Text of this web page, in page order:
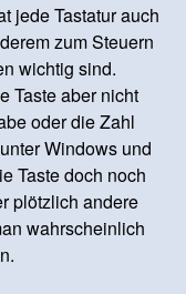
jede Tastatur auch
zum Steuern
wichtig sind.
Taste aber nicht
oder die Zahl
Windows und
Taste doch noch
plötzlich andere
wahrscheinlich